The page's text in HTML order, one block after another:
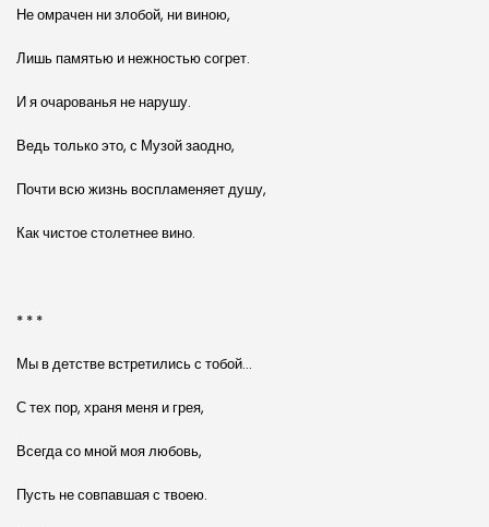
Не омрачен ни злобой, ни виною,
Лишь памятью и нежностью согрет.
И я очарованья не нарушу.
Ведь только это, с Музой заодно,
Почти всю жизнь воспламеняет душу,
Как чистое столетнее вино.
* * *
Мы в детстве встретились с тобой…
С тех пор, храня меня и грея,
Всегда со мной моя любовь,
Пусть не совпавшая с твоею.